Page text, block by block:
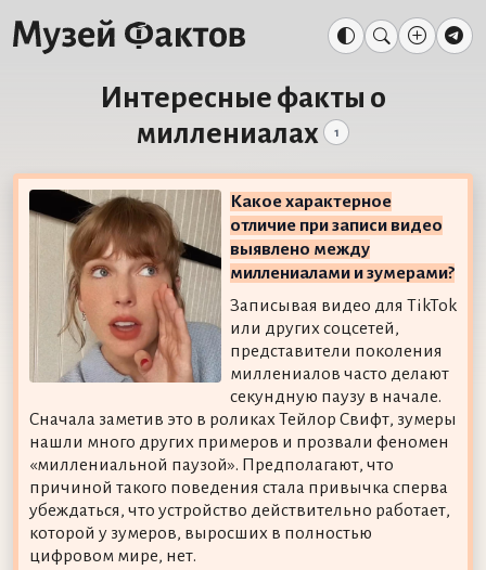
Интересные факты о
миллениалах
1
Какое характерное
отличие при записи видео
выявлено между
миллениалами и зумерами?
Записывая видео для TikTok
или других соцсетей,
представители поколения
миллениалов часто делают
секундную паузу в начале.
Сначала заметив это в роликах Тейлор Свифт, зумеры
нашли много других примеров и прозвали феномен
«миллениальной паузой». Предполагают, что
причиной такого поведения стала привычка сперва
убеждаться, что устройство действительно работает,
которой у зумеров, выросших в полностью
цифровом мире, нет.